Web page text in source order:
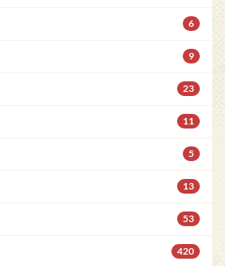
6
9
23
11
5
13
53
420